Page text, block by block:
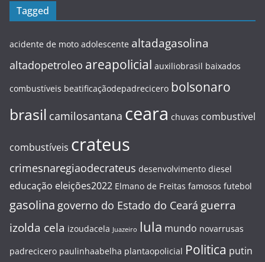
Tagged
acidente de moto adolescente altadagasolina
altadopetroleo areapolicial auxiliobrasil baixados
combustíveis beatificaçãodepadrecicero bolsonaro
brasil camilosantana ceara chuvas combustivel
combustíveis crateus
crimesnaregiaodecrateus desenvolvimento diesel
educação eleições2022 Elmano de Freitas famosos futebol
gasolina governo do Estado do Ceará guerra
izolda cela izoudacela Juazeiro lula mundo novarrusas
padrecicero paulinhaabelha plantaopolicial Politica putin